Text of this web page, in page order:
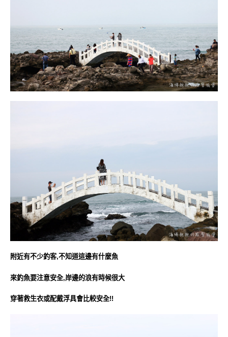
附近有不少釣客,不知道這邊有什麼魚
來釣魚要注意安全,岸邊的浪有時候很大
穿著救生衣或配戴浮具會比較安全!!